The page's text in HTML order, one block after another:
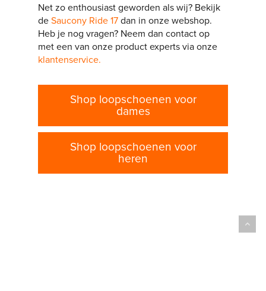
Net zo enthousiast geworden als wij? Bekijk
deSaucony Ride 17 dan in onze webshop.
Heb je nog vragen? Neem dan contact op
met een van onze product experts via onze
klantenservice.
Shop loopschoenen voor
dames
Shop loopschoenen voor
heren